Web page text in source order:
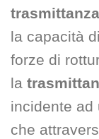
la capacità
forze di
la
incidente ad
che